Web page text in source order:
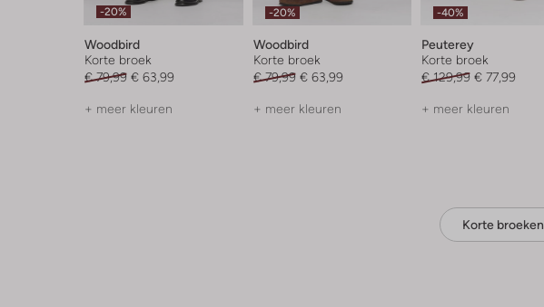
-20%
Woodbird
Korte broek
€ 79,99 € 63,99
+ meer kleuren
-20%
Woodbird
Korte broek
€ 79,99 € 63,99
+ meer kleuren
-40%
Peuterey
Korte broek
€ 129,99 € 77,99
+ meer kleuren
Korte broeken